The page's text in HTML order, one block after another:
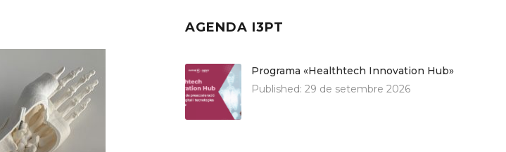
AGENDA I3PT
Programa «Healthtech Innovation Hub»
Published: 29 de setembre 2026